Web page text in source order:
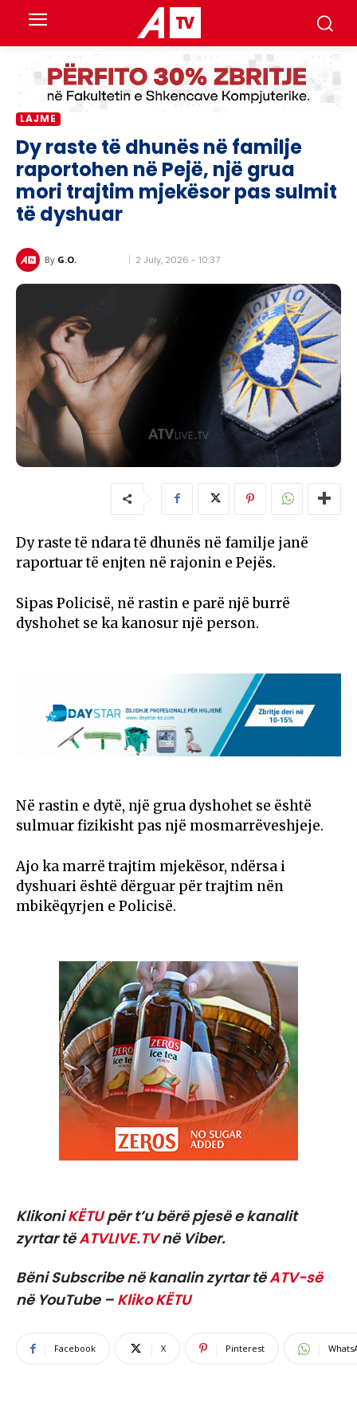
LAJME
Dy raste të dhunës në familje
raportohen në Pejë, një grua
mori trajtim mjekësor pas sulmit
të dyshuar
By G.O. 2 July, 2026 - 10:37
Dy raste të ndara të dhunës në familje janë
raportuar të enjten në rajonin e Pejës.
Sipas Policisë, në rastin e parë një burrë
dyshohet se ka kanosur një person.
Në rastin e dytë, një grua dyshohet se është
sulmuar fizikisht pas një mosmarrëveshjeje.
Ajo ka marrë trajtim mjekësor, ndërsa i
dyshuari është dërguar për trajtim nën
mbikëqyrjen e Policisë.
KlikoniKËTUpër t’u bërë pjesë e kanalit
zyrtar tëATVLIVE.TVnë Viber.
Bëni Subscribe në kanalin zyrtar tëATV-së
në YouTube – Kliko KËTU
Facebook X Pinterest